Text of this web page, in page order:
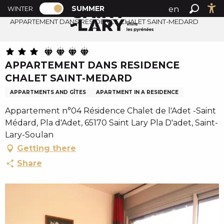
A
l
r
a
u
c
n
t
e
n
u
PAGE D’ACCUEIL ACTUELLE ÉTÉ : PASSER EN MODE
WINTER PAGE D’ACCUEIL ACTUELLE ÉTÉ :
SUMMER
en
Search
Summer home
APPARTEMENT DANS RESIDENCE CHALET SAINT-MEDARD
APPARTEMENT DANS RESIDENCE
CHALET SAINT-MEDARD
APPARTMENTS AND GÎTES APARTMENT IN A RESIDENCE
Appartement n°04 Résidence Chalet de l'Adet -Saint
Médard, Pla d'Adet, 65170 Saint Lary Pla D'adet, Saint-
Lary-Soulan
Getting there
Share